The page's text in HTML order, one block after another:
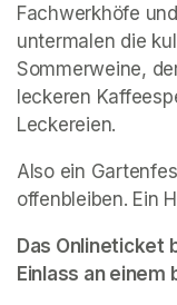
Fachwerkhöfe
untermalen die
Sommerweine,
leckeren
Leckereien.
Also ein
offenbleiben. Ein
Das Onlineticket
Einlass an